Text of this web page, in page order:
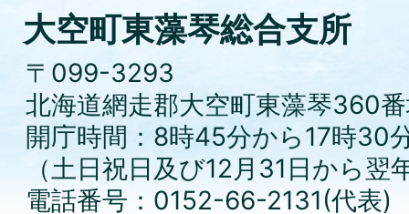
大空町東藻琴総合支所
〒099-3293
北海道網走郡大空町東藻琴360
開庁時間：8時45分から17時30
（土日祝日及び12月31日から
電話番号：0152-66-2131(代表)